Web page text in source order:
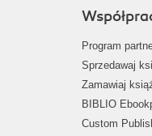
Program
Sprzedawaj
Zamawiaj
BIBLIO
Custom